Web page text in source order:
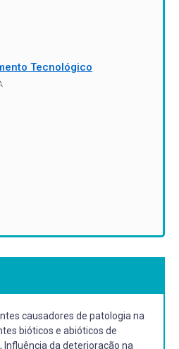
Tecnológico
causadores de patologia na
bióticos e abióticos de
da deterioração na